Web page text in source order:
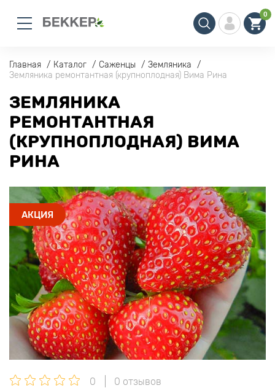
0
Главная Каталог Саженцы
Земляника
Земляника ремонтантная (крупноплодная) Вима Рина
ЗЕМЛЯНИКА
РЕМОНТАНТНАЯ
(КРУПНОПЛОДНАЯ) ВИМА
РИНА
АКЦИЯ
0 0 отзывов